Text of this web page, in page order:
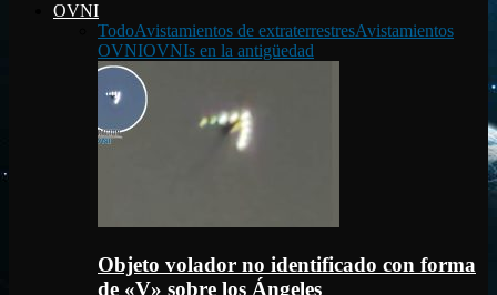
OVNI
TodoAvistamientos de extraterrestresAvistamientos
OVNIOVNIs en la antigüedad
Objeto volador no identificado con forma
de «V» sobre los Ángeles